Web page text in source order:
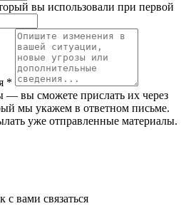
вы использовали при первой
*
— вы сможете прислать их через
мы укажем в ответном письме.
уже отправленные материалы.
с вами связаться